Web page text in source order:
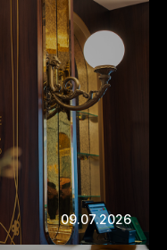
09.07.2026